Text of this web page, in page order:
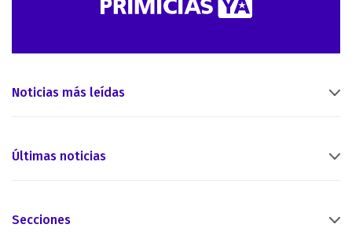
Noticias más leídas
Últimas noticias
Secciones